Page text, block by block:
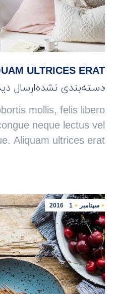
ULTRICES ERAT
دسته‌بندی نشدهارسال
mollis, felis libero
neque lectus vel
Aliquam ultrices erat.
سپتامبر 1
2016